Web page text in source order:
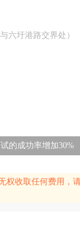
六圩港路交界处）
的成功率增加30%
权收取任何费用